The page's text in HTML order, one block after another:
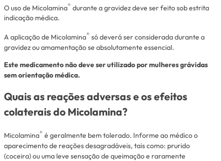
O uso de Micolamina® durante a gravidez deve ser feito sob estrita
indicação médica.
A aplicação de Micolamina® só deverá ser considerada durante a
gravidez ou amamentação se absolutamente essencial.
Este medicamento não deve ser utilizado por mulheres grávidas
sem orientação médica.
Quais as reações adversas e os efeitos
colaterais do Micolamina?
Micolamina® é geralmente bem tolerado. Informe ao médico o
aparecimento de reações desagradáveis, tais como: prurido
(coceira) ou uma leve sensação de queimação e raramente